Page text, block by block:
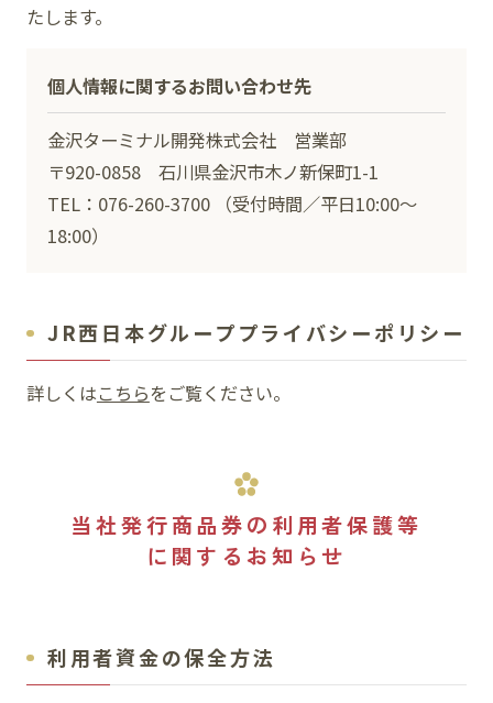
たします。
個人情報に関するお問い合わせ先
金沢ターミナル開発株式会社 営業部
〒920-0858 石川県金沢市木ノ新保町1-1
TEL：076-260-3700 （受付時間／平日10:00～
18:00）
JR西日本グループプライバシーポリシー
詳しくはこちらをご覧ください。
当社発行商品券の利用者保護等
に関するお知らせ
利用者資金の保全方法